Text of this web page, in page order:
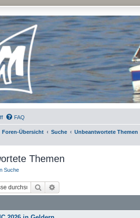
Forum Deutschland
FAQ
Foren-Übersicht Suche Unbeantwortete Themen
Themen
Suche
Suche